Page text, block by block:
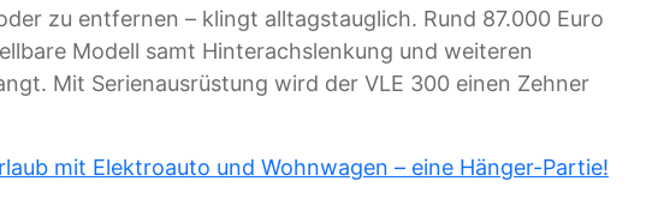
zu entfernen – klingt alltagstauglich. Rund 87.000 Euro
Modell samt Hinterachslenkung und weiteren
Mit Serienausrüstung wird der VLE 300 einen Zehner
mit Elektroauto und Wohnwagen – eine Hänger-Partie!